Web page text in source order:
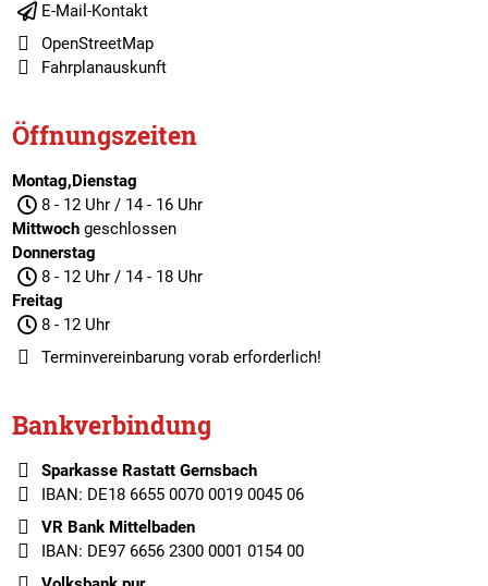
E-Mail-Kontakt
OpenStreetMap
Fahrplanauskunft
Öffnungszeiten
Montag,Dienstag
8 - 12 Uhr / 14 - 16 Uhr
Mittwochgeschlossen
Donnerstag
8 - 12 Uhr / 14 - 18 Uhr
Freitag
8 - 12 Uhr
Terminvereinbarungvorab erforderlich!
Bankverbindung
Sparkasse Rastatt Gernsbach
IBAN: DE18 6655 0070 0019 0045 06
VR Bank Mittelbaden
IBAN: DE97 6656 2300 0001 0154 00